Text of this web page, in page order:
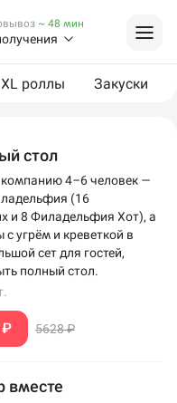
~ 48 мин
XL роллы Закуски
стол
4–6 человек —
(16
и 8 Филадельфия Хот), а
угрём и креветкой в
сет для гостей,
полный стол.
₽ 5628 ₽
вместе